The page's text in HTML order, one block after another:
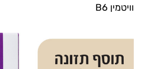
וויטמין B6